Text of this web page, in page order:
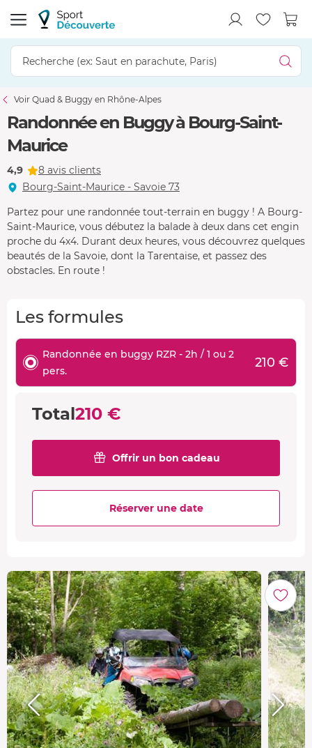
Voir Quad & Buggy en Rhône-Alpes
Randonnée en Buggy à Bourg-Saint-
Maurice
4,9
8 avis clients
Bourg-Saint-Maurice - Savoie 73
Partez pour une randonnée tout-terrain en buggy ! A Bourg-
Saint-Maurice, vous débutez la balade à deux dans cet engin
proche du 4x4. Durant deux heures, vous découvrez quelques
beautés de la Savoie, dont la Tarentaise, et passez des
obstacles. En route !
Les formules
Randonnée en buggy RZR - 2h / 1 ou 2
pers.
210 €
Total210 €
Offrir un bon cadeau
Réserver une date